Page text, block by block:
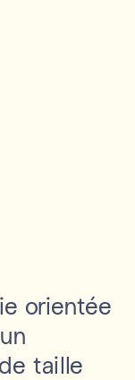
orientée
taille